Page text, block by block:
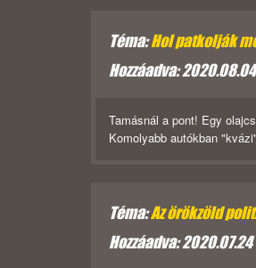
Téma:Hol patkolják
Hozzáadva:
Tamásnál a pont! Egy
Komolyabb autókban
Téma:Az örökzöld
Hozzáadva: